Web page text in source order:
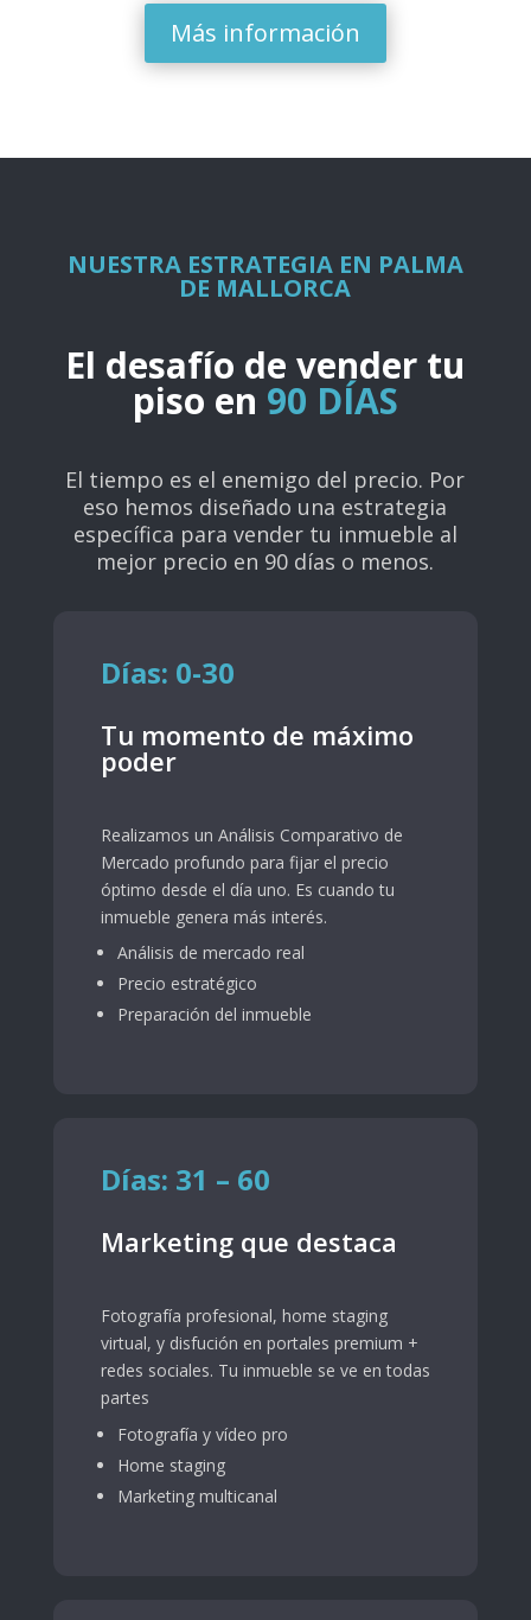
Más información
NUESTRA ESTRATEGIA EN PALMA
DE MALLORCA
El desafío de vender tu
piso en 90 DÍAS
El tiempo es el enemigo del precio. Por
eso hemos diseñado una estrategia
específica para vender tu inmueble al
mejor precio en 90 días o menos.
Días: 0-30
Tu momento de máximo
poder
Realizamos un Análisis Comparativo de
Mercado profundo para fijar el precio
óptimo desde el día uno. Es cuando tu
inmueble genera más interés.
Análisis de mercado real
Precio estratégico
Preparación del inmueble
Días: 31 – 60
Marketing que destaca
Fotografía profesional, home staging
virtual, y disfución en portales premium +
redes sociales. Tu inmueble se ve en todas
partes
Fotografía y vídeo pro
Home staging
Marketing multicanal